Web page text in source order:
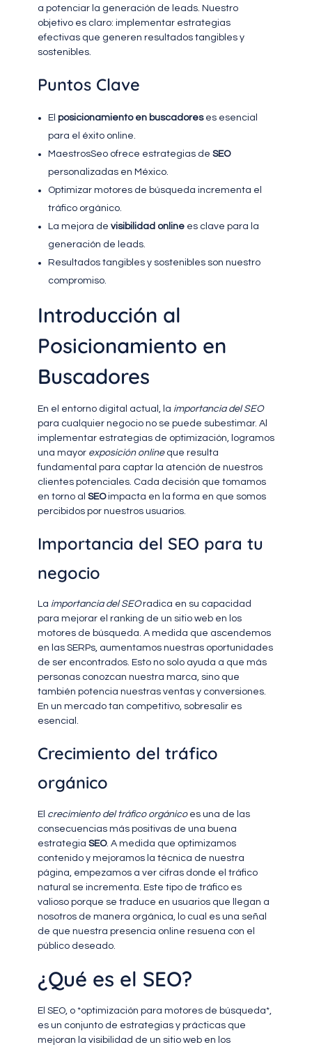
a potenciar la generación de leads. Nuestro
objetivo es claro: implementar estrategias
efectivas que generen resultados tangibles y
sostenibles.
Puntos Clave
Elposicionamiento en buscadoreses esencial
para el éxito online.
MaestrosSeo ofrece estrategias deSEO
personalizadas en México.
Optimizar motores de búsqueda incrementa el
tráfico orgánico.
La mejora devisibilidad online es clave para la
generación de leads.
Resultados tangibles y sostenibles son nuestro
compromiso.
Introducción al
Posicionamiento en
Buscadores
En el entorno digital actual, la importancia del SEO
para cualquier negocio no se puede subestimar. Al
implementar estrategias de optimización, logramos
una mayor exposición onlineque resulta
fundamental para captar la atención de nuestros
clientes potenciales. Cada decisión que tomamos
en torno al SEOimpacta en la forma en que somos
percibidos por nuestros usuarios.
Importancia del SEO para tu
negocio
La importancia del SEOradica en su capacidad
para mejorar el ranking de un sitio web en los
motores de búsqueda. A medida que ascendemos
en las SERPs, aumentamos nuestras oportunidades
de ser encontrados. Esto no solo ayuda a que más
personas conozcan nuestra marca, sino que
también potencia nuestras ventas y conversiones.
En un mercado tan competitivo, sobresalir es
esencial.
Crecimiento del tráfico
orgánico
El crecimiento del tráfico orgánicoes una de las
consecuencias más positivas de una buena
estrategia SEO. A medida que optimizamos
contenido y mejoramos la técnica de nuestra
página, empezamos a ver cifras donde el tráfico
natural se incrementa. Este tipo de tráfico es
valioso porque se traduce en usuarios que llegan a
nosotros de manera orgánica, lo cual es una señal
de que nuestra presencia online resuena con el
público deseado.
¿Qué es el SEO?
El SEO, o *optimización para motores de búsqueda*,
es un conjunto de estrategias y prácticas que
mejoran la visibilidad de un sitio web en los